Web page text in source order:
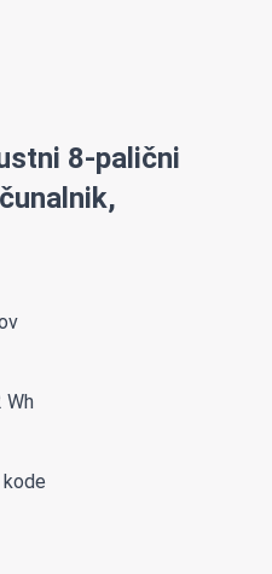
8-palični
Wh